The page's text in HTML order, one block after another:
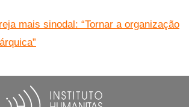
mais sinodal: “Tornar a organização